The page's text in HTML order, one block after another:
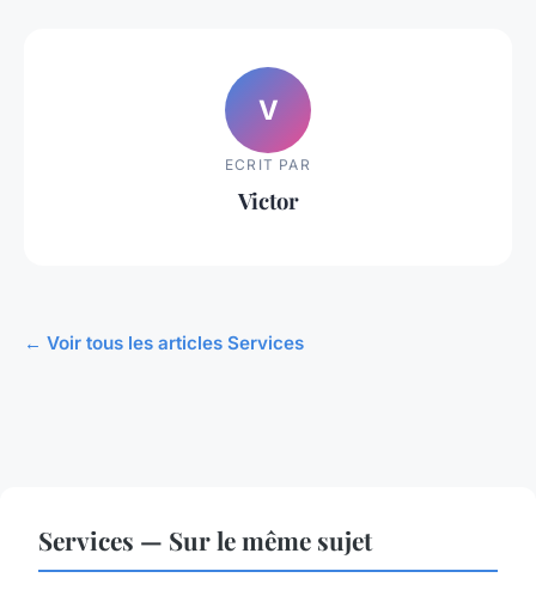
V
ECRIT PAR
Victor
← Voir tous les articles Services
Services — Sur le même sujet